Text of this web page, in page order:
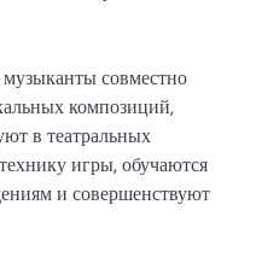
совместно
композиций,
в театральных
игры, обучаются
и совершенствуют